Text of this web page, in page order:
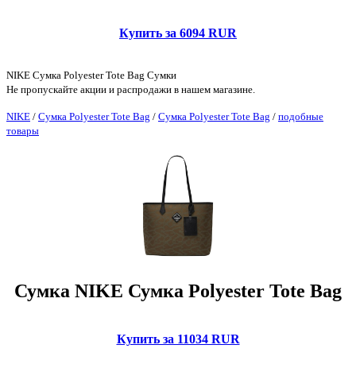
Купить за 6094 RUR
NIKE Сумка Polyester Tote Bag Сумки
Не пропускайте акции и распродажи в нашем магазине.
NIKE / Сумка Polyester Tote Bag / Сумка Polyester Tote Bag / подобные
товары
Сумка NIKE Сумка Polyester Tote Bag
Купить за 11034 RUR